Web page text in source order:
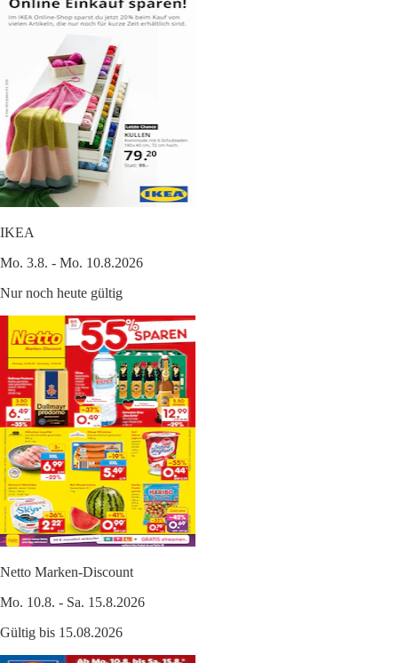
IKEA
Mo. 3.8. - Mo. 10.8.2026
Nur noch heute gültig
Netto Marken-Discount
Mo. 10.8. - Sa. 15.8.2026
Gültig bis 15.08.2026